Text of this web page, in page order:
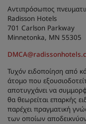
Αντιπρόσωπος
Radisson Hotels
701 Carlson Parkway
Minnetonka, MN 55305
Τυχόν ειδοποίηση από
άτομο που
αποτυγχάνει να
θα θεωρείται επαρκής
παρέχει πραγματική
των οποίων